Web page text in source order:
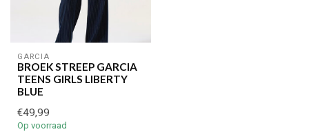
GARCIA
BROEK STREEP GARCIA
TEENS GIRLS LIBERTY
BLUE
€49,99
Op voorraad